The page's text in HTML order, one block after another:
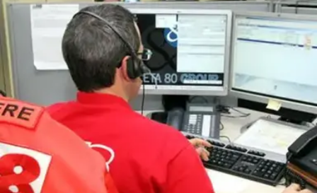
AMBIENTE
CULTURA
ECONOMIA E LAVORO
EVENTI